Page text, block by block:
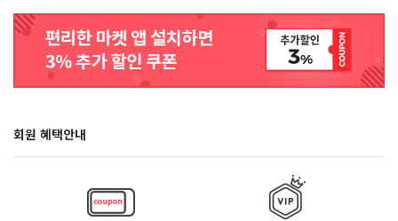
회원 혜택안내